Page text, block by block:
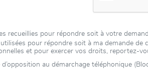
recueillies pour répondre soit à votre
pour répondre soit à ma demande
et pour exercer vos droits, reportez-
au démarchage téléphonique